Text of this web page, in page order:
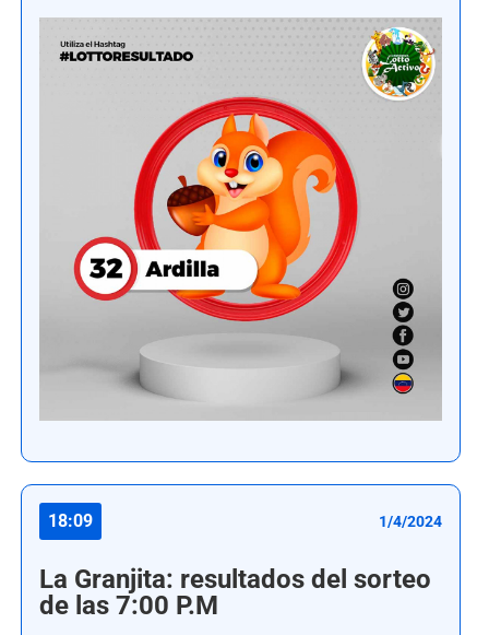
18:09 1/4/2024
La Granjita: resultados del sorteo
de las 7:00 P.M